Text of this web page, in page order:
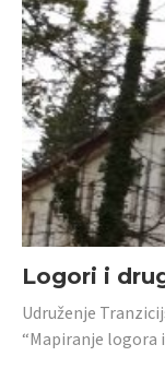
Logori i
Udruženje
“Mapiranje logora